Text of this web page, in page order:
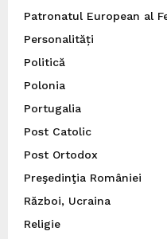
Patronatul European al
Personalități
Politică
Polonia
Portugalia
Post Catolic
Post Ortodox
Preşedinţia României
Război, Ucraina
Religie